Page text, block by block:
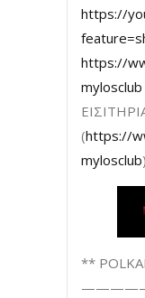
https://
https://
mylosclub
(https://
mylosclub)
**